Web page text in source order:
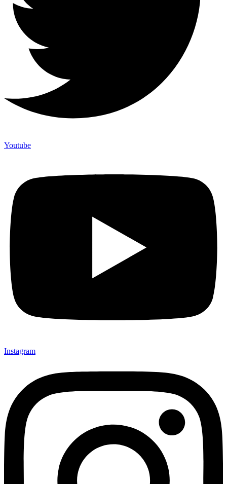
Youtube
Instagram